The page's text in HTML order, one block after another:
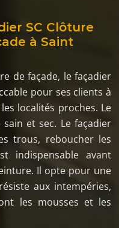
SC Clôture
à Saint
de façade, le façadier
pour ses clients à
localités proches. Le
et sec. Le façadier
trous, reboucher les
indispensable avant
Il opte pour une
aux intempéries,
les mousses et les